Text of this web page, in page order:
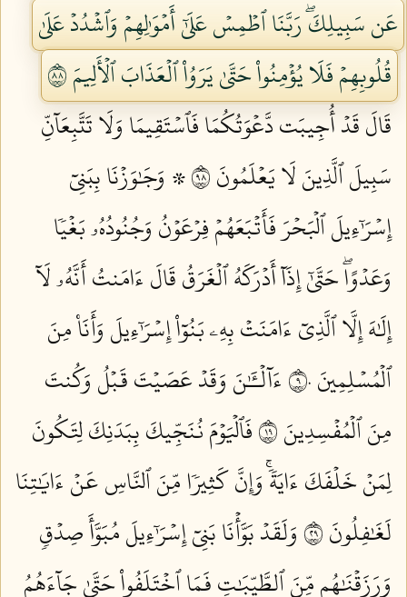
عَن سَبِيلِكَۖ رَبَّنَا ٱطۡمِسۡ عَلَىٰٓ أَمۡوَٰلِهِمۡ وَٱشۡدُدۡ عَلَىٰ
قُلُوبِهِمۡ فَلَا يُؤۡمِنُواْ حَتَّىٰ يَرَوُاْ ٱلۡعَذَابَ ٱلۡأَلِيمَ ٨٨
قَالَ قَدۡ أُجِيبَت دَّعۡوَتُكُمَا فَٱسۡتَقِيمَا وَلَا تَتَّبِعَآنِّ
سَبِيلَ ٱلَّذِينَ لَا يَعۡلَمُونَ ٨٩
۞ وَجَٰوَزۡنَا بِبَنِيٓ
إِسۡرَٰٓءِيلَ ٱلۡبَحۡرَ فَأَتۡبَعَهُمۡ فِرۡعَوۡنُ وَجُنُودُهُۥ بَغۡيٗا
وَعَدۡوًاۖ حَتَّىٰٓ إِذَآ أَدۡرَكَهُ ٱلۡغَرَقُ قَالَ ءَامَنتُ أَنَّهُۥ لَآ
إِلَٰهَ إِلَّا ٱلَّذِيٓ ءَامَنَتۡ بِهِۦ بَنُوٓاْ إِسۡرَٰٓءِيلَ وَأَنَا۠ مِنَ
ٱلۡمُسۡلِمِينَ ٩٠
ءَآلۡـَٰٔنَ وَقَدۡ عَصَيۡتَ قَبۡلُ وَكُنتَ
مِنَ ٱلۡمُفۡسِدِينَ ٩١
فَٱلۡيَوۡمَ نُنَجِّيكَ بِبَدَنِكَ لِتَكُونَ
لِمَنۡ خَلۡفَكَ ءَايَةٗۚ وَإِنَّ كَثِيرٗا مِّنَ ٱلنَّاسِ عَنۡ ءَايَٰتِنَا
لَغَٰفِلُونَ ٩٢
وَلَقَدۡ بَوَّأۡنَا بَنِيٓ إِسۡرَٰٓءِيلَ مُبَوَّأَ صِدۡقٖ
وَرَزَقۡنَٰهُم مِّنَ ٱلطَّيِّبَٰتِ فَمَا ٱخۡتَلَفُواْ حَتَّىٰ جَآءَهُمُ